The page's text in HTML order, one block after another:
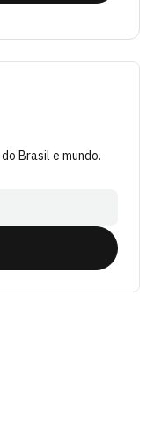
Brasil e mundo.